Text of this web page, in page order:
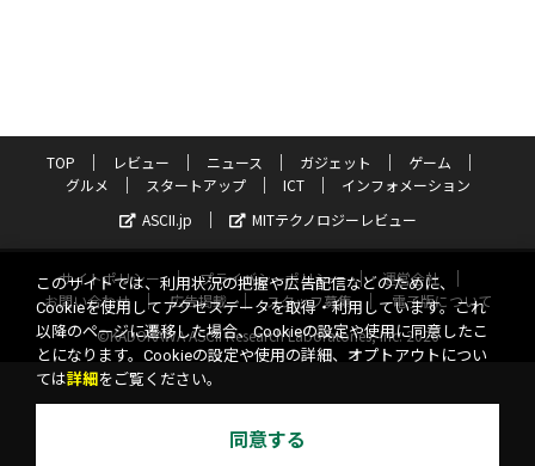
TOP レビュー ニュース ガジェット
ゲーム
グルメ
スタートアップ ICT
インフォメーション
ASCII.jp
MITテクノロジーレビュー
サイトポリシー プライバシーポリシー
運営会社
お問い合わせ
広告掲載 スタッフ募集
電子版について
©KADOKAWA ASCII Research Laboratories, Inc. 2026
このサイトでは、利用状況の把握や広告配信などのために、
Cookieを使用してアクセスデータを取得・利用しています。これ
以降のページに遷移した場合、Cookieの設定や使用に同意したこ
とになります。Cookieの設定や使用の詳細、オプトアウトについ
ては詳細 をご覧ください。
同意する